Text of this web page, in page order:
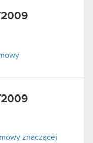
2009
2009
znaczącej